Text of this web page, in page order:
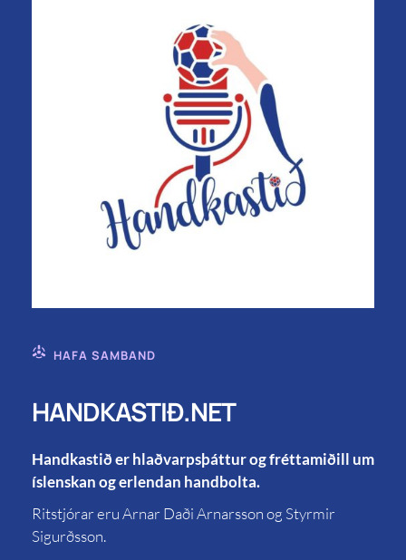
HAFA SAMBAND
HANDKASTIÐ.NET
Handkastið er hlaðvarpsþáttur og fréttamiðill um
íslenskan og erlendan handbolta.
Ritstjórar eru Arnar Daði Arnarsson og Styrmir
Sigurðsson.